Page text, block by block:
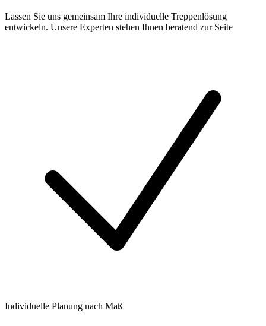
Lassen Sie uns gemeinsam Ihre individuelle Treppenlösung
entwickeln. Unsere Experten stehen Ihnen beratend zur Seite
Individuelle Planung nach Maß